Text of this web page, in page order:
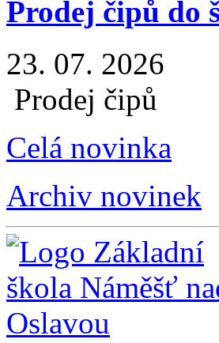
Prodej čipů do
23. 07. 2026
Prodej čipů
Celá novinka
Archiv novinek